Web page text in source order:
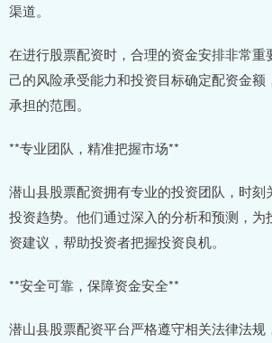
渠道。
在进行股票配资时，合理的资金安排非常重
己的风险承受能力和投资目标确定配资金额
承担的范围。
**专业团队，精准把握市场**
潜山县股票配资拥有专业的投资团队，时刻
投资趋势。他们通过深入的分析和预测，为
资建议，帮助投资者把握投资良机。
**安全可靠，保障资金安全**
潜山县股票配资平台严格遵守相关法律法规